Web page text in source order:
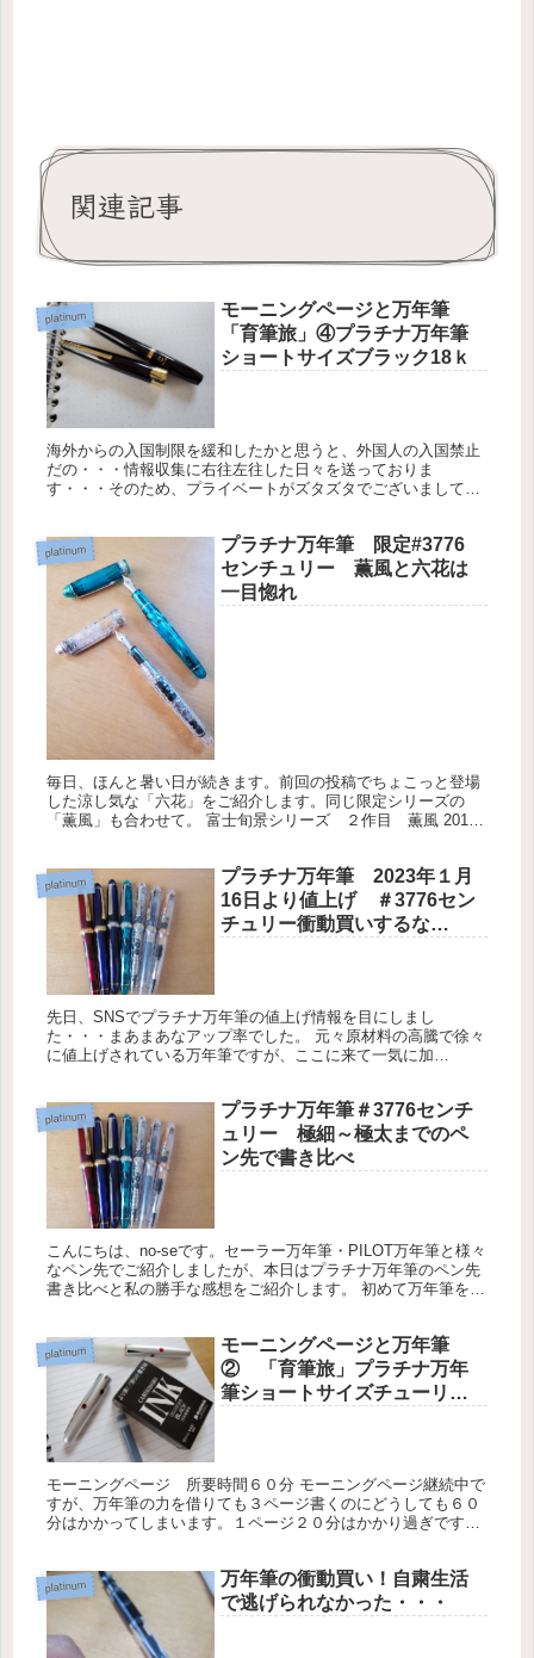
関連記事
platinum
モーニングページと万年筆
「育筆旅」④プラチナ万年筆
ショートサイズブラック18ｋ
海外からの入国制限を緩和したかと思うと、外国人の入国禁止
だの・・・情報収集に右往左往した日々を送っておりま
す・・・そのため、プライベートがズタズタでございまして、
platinum
プラチナ万年筆 限定#3776
センチュリー 薫風と六花は
一目惚れ
毎日、ほんと暑い日が続きます。前回の投稿でちょこっと登場
した涼し気な「六花」をご紹介します。同じ限定シリーズの
「薫風」も合わせて。 富士旬景シリーズ ２作目 薫風 2018
platinum
プラチナ万年筆 2023年１月
16日より値上げ ＃3776セン
チュリー衝動買いするな
先日、SNSでプラチナ万年筆の値上げ情報を目にしまし
た・・・まあまあなアップ率でした。 元々原材料の高騰で徐々
に値上げされている万年筆ですが、ここに来て一気に加
platinum
プラチナ万年筆＃3776センチ
ュリー 極細～極太までのペ
ン先で書き比べ
こんにちは、no-seです。セーラー万年筆・PILOT万年筆と様々
なペン先でご紹介しましたが、本日はプラチナ万年筆のペン先
書き比べと私の勝手な感想をご紹介します。 初めて万年筆を買
platinum
モーニングページと万年筆
② 「育筆旅」プラチナ万年
筆ショートサイズチューリッ
モーニングページ 所要時間６０分 モーニングページ継続中で
すが、万年筆の力を借りても３ページ書くのにどうしても６０
分はかかってしまいます。１ページ２０分はかかり過ぎです
platinum
万年筆の衝動買い！自粛生活
で逃げられなかった・・・